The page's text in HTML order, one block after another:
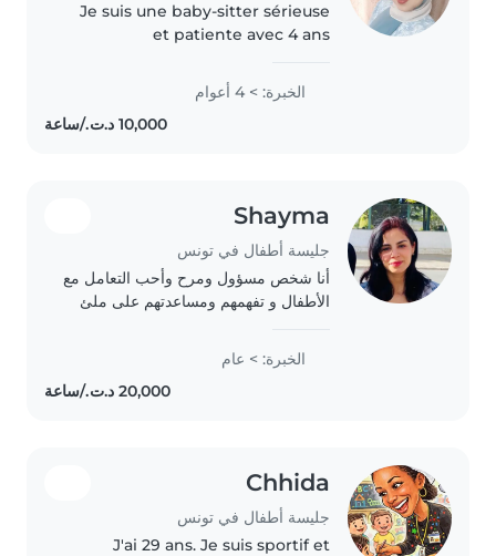
Je suis une baby-sitter sérieuse
et patiente avec 4 ans
tout-petits et enfants d'âge
scolaire. Fiable et à l'écoute,
j'aime organiser des activités
الخبرة: > 4 أعوام
Shayma
جليسة أطفال في تونس
أنا شخص مسؤول ومرح وأحب التعامل مع
الأطفال و تفهمهم ومساعدتهم على ملئ
الخبرة: > عام
Chhida
جليسة أطفال في تونس
J'ai 29 ans. Je suis sportif et